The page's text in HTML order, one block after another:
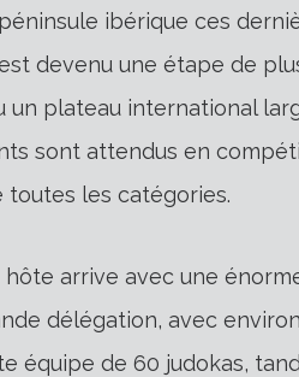
ibérique ces
devenu une étape de
un plateau international
sont attendus en
toutes les catégories.
hôte arrive avec une
délégation, avec
équipe de 60 judokas,